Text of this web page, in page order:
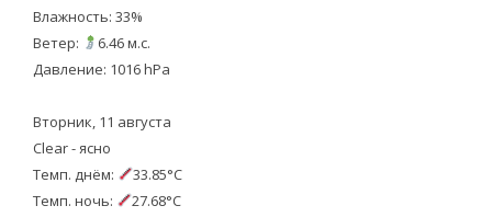
Влажность: 33%
Ветер:
6.46 м.с.
Давление: 1016 hPa
Вторник, 11 августа
Clear - ясно
Темп. днём:
33.85°C
Темп. ночь:
27.68°C